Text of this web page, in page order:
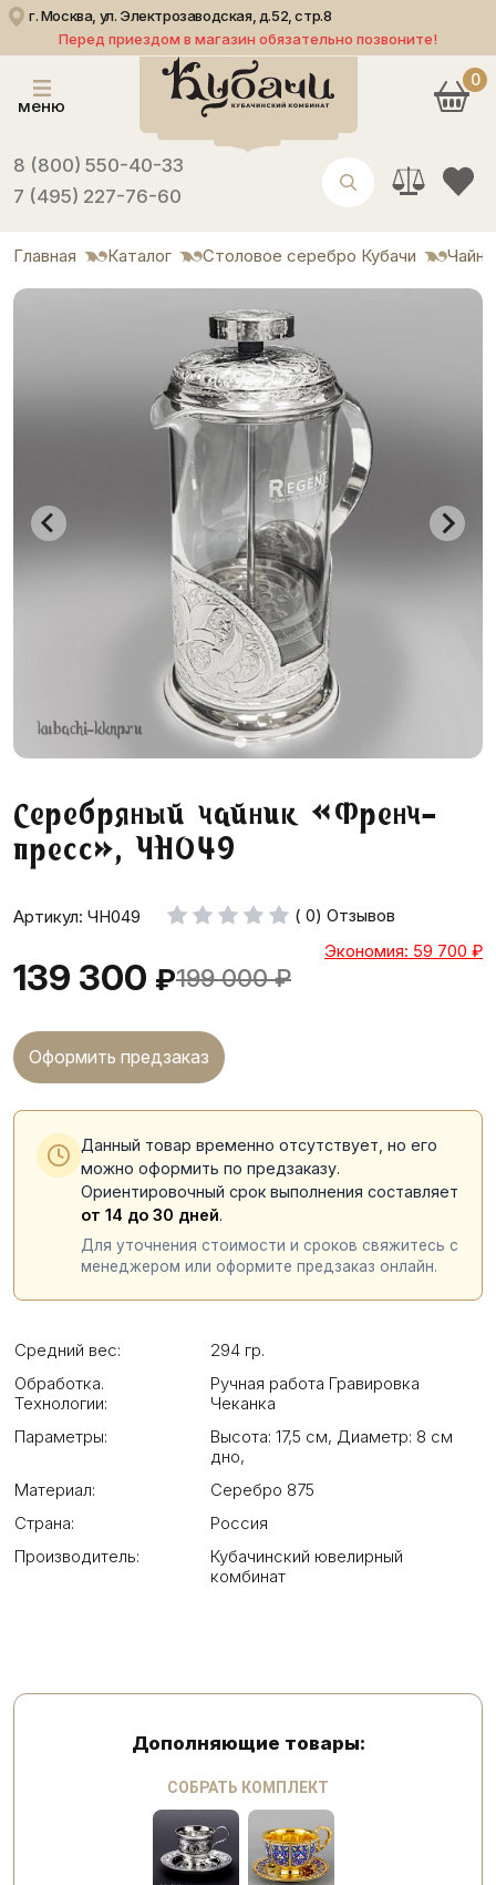
г. Москва, ул. Электрозаводская, д.52, стр.8
Перед приездом в магазин обязательно позвоните!
меню
8 (800) 550-40-33
7 (495) 227-76-60
0
Главная Каталог Столовое серебро Кубачи
Серебряный чайник «Френч-
пресс», ЧН049
Артикул: ЧН049 ( 0) Отзывов
139 300 ₽199 000 ₽
Экономия: 59 700 ₽
Оформить предзаказ
Данный товар временно отсутствует, но его
можно оформить по предзаказу.
Ориентировочный срок выполнения составляет
от 14 до 30 дней.
Для уточнения стоимости и сроков свяжитесь с
менеджером или оформите предзаказ онлайн.
Средний вес:
294 гр.
Обработка.
Технологии:
Ручная работа Гравировка
Чеканка
Параметры:
Высота: 17,5 см, Диаметр: 8 см
дно,
Материал:
Серебро 875
Страна:
Россия
Производитель:
Кубачинский ювелирный
комбинат
Дополняющие товары:
СОБРАТЬ КОМПЛЕКТ